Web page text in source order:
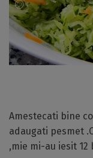
Amestecati bine
adaugati pesmet
,mie mi-au iesit 12